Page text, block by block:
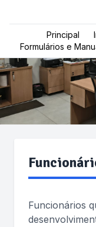
Principal
Formulários e
Funcionários